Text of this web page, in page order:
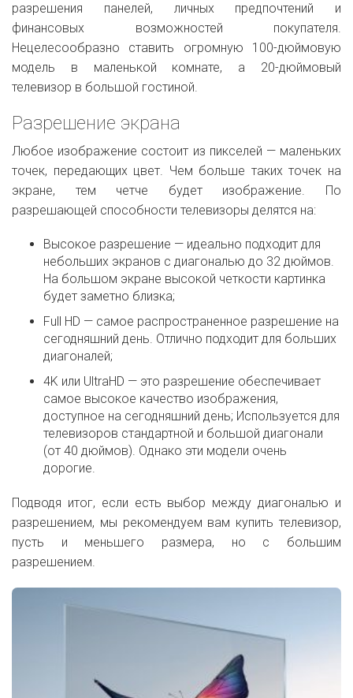
разрешения панелей, личных предпочтений и
финансовых возможностей покупателя.
Нецелесообразно ставить огромную 100-дюймовую
модель в маленькой комнате, а 20-дюймовый
телевизор в большой гостиной.
Разрешение экрана
Любое изображение состоит из пикселей — маленьких
точек, передающих цвет. Чем больше таких точек на
экране, тем четче будет изображение. По
разрешающей способности телевизоры делятся на:
Высокое разрешение — идеально подходит для
небольших экранов с диагональю до 32 дюймов.
На большом экране высокой четкости картинка
будет заметно близка;
Full HD — самое распространенное разрешение на
сегодняшний день. Отлично подходит для больших
диагоналей;
4K или UltraHD — это разрешение обеспечивает
самое высокое качество изображения,
доступное на сегодняшний день; Используется для
телевизоров стандартной и большой диагонали
(от 40 дюймов). Однако эти модели очень
дорогие.
Подводя итог, если есть выбор между диагональю и
разрешением, мы рекомендуем вам купить телевизор,
пусть и меньшего размера, но с большим
разрешением.